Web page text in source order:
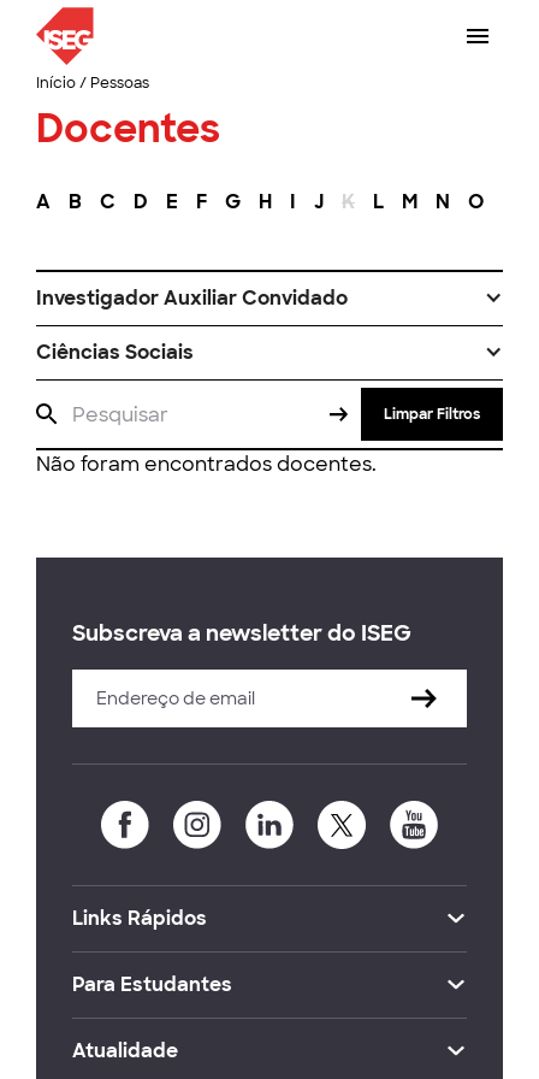
Início/ Pessoas
Docentes
A B C D E F G H I J K L M N O
Investigador Auxiliar Convidado
Ciências Sociais
Limpar Filtros
Não foram encontrados docentes.
Subscreva a newsletter do ISEG
Links Rápidos
Para Estudantes
Atualidade